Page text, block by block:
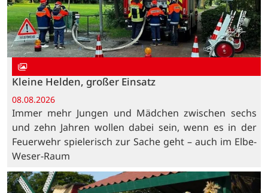
Kleine Helden, großer Einsatz
08.08.2026
Immer mehr Jungen und Mädchen zwischen sechs
und zehn Jahren wollen dabei sein, wenn es in der
Feuerwehr spielerisch zur Sache geht – auch im Elbe-
Weser-Raum